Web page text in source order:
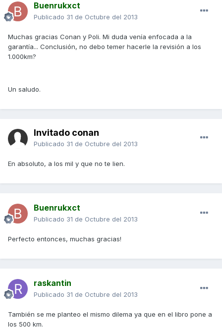
Buenrukxct
Publicado 31 de Octubre del 2013
Muchas gracias Conan y Poli. Mi duda venía enfocada a la
garantía... Conclusión, no debo temer hacerle la revisión a los
1.000km?
Un saludo.
Invitado conan
Publicado 31 de Octubre del 2013
En absoluto, a los mil y que no te lien.
Buenrukxct
Publicado 31 de Octubre del 2013
Perfecto entonces, muchas gracias!
raskantin
Publicado 31 de Octubre del 2013
También se me planteo el mismo dilema ya que en el libro pone a
los 500 km.